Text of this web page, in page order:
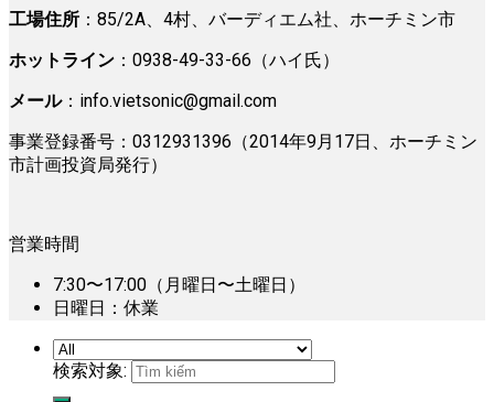
工場住所 ：85/2A、4村、バーディエム社、ホーチミン市
ホットライン ：0938-49-33-66（ハイ氏）
メール： info.vietsonic@gmail.com
事業登録番号：0312931396（2014年9月17日、ホーチミン
市計画投資局発行）
営業時間
7:30〜17:00（月曜日〜土曜日）
日曜日：休業
検索対象: